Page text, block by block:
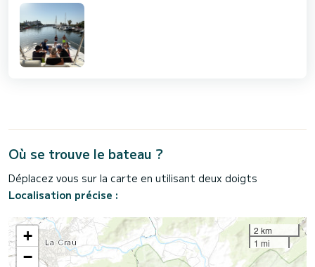
Où se trouve le bateau ?
Déplacez vous sur la carte en utilisant deux doigts
Localisation précise :
+
−
2 km
1 mi